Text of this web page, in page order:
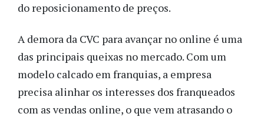
do reposicionamento de preços.
A demora da CVC para avançar no online é uma
das principais queixas no mercado. Com um
modelo calcado em franquias, a empresa
precisa alinhar os interesses dos franqueados
com as vendas online, o que vem atrasando o